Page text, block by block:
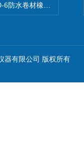
6防水卷材橡胶测厚仪
器有限公司 版权所有